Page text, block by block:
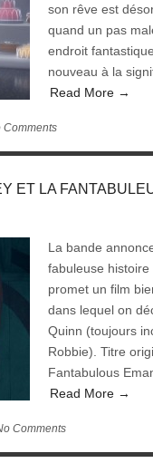
son rêve est
quand un pas
endroit
nouveau à la
Read More →
Comments
ET LA
La bande
fabuleuse
promet un film
dans lequel on
Quinn (toujours
Robbie). Titre
Fantabulous
Read More →
Comments